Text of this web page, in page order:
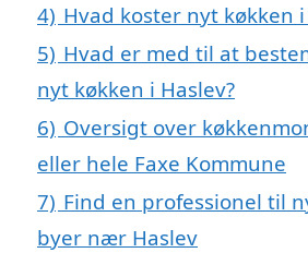
4) Hvad koster nyt køkken i
5) Hvad er med til at
nyt køkken i Haslev?
6) Oversigt over
eller hele Faxe Kommune
7) Find en professionel til
byer nær Haslev